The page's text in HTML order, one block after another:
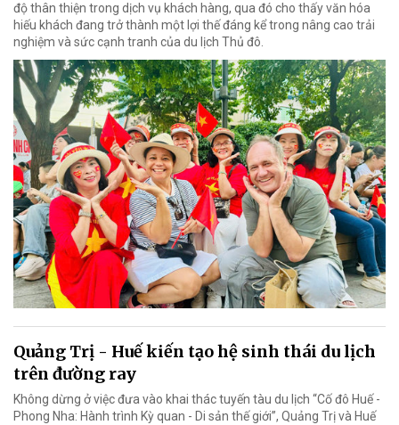
độ thân thiện trong dịch vụ khách hàng, qua đó cho thấy văn hóa
hiếu khách đang trở thành một lợi thế đáng kể trong nâng cao trải
nghiệm và sức cạnh tranh của du lịch Thủ đô.
Quảng Trị - Huế kiến tạo hệ sinh thái du lịch
trên đường ray
Không dừng ở việc đưa vào khai thác tuyến tàu du lịch “Cố đô Huế -
Phong Nha: Hành trình Kỳ quan - Di sản thế giới”, Quảng Trị và Huế